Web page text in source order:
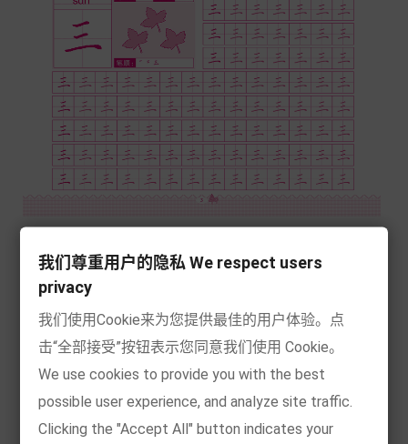
我们尊重用户的隐私 We respect users
privacy
我们使用Cookie来为您提供最佳的用户体验。点
击“全部接受”按钮表示您同意我们使用 Cookie。
We use cookies to provide you with the best
possible user experience, and analyze site traffic.
Clicking the "Accept All" button indicates your